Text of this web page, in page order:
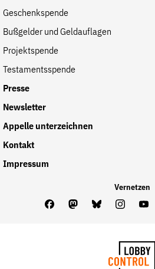
der
Website
FacebookMastodonBluesky
Geschenkspende
Bußgelder und Geldauflagen
Projektspende
Testamentsspende
Presse
Newsletter
Appelle unterzeichnen
Kontakt
Impressum
Vernetzen
FacebookMastodon
Bluesky